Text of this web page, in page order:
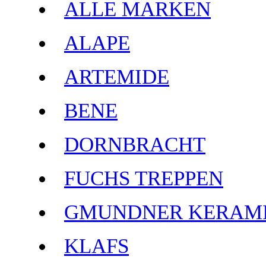
ALLE MARKEN
ALAPE
ARTEMIDE
BENE
DORNBRACHT
FUCHS TREPPEN
GMUNDNER
KLAFS